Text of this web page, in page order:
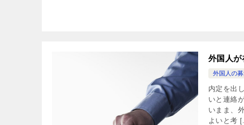
外国人が
外国人の
内定を出
いと連絡
いまま、
よいと考